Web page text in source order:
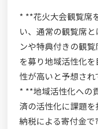
* **花火大会観覧席
い、通常の観覧席
ンや特典付きの観
を募り地域活性化
性が高いと予想され
* **地域活性化への
済の活性化に課題
納税による寄付金